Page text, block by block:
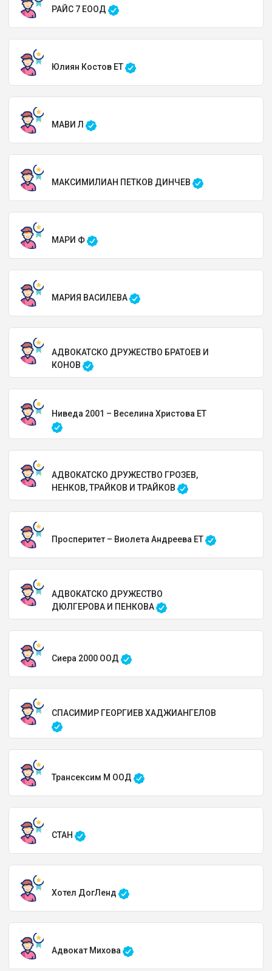
РАЙС 7 ЕООД
Юлиян Костов ЕТ
МАВИ Л
МАКСИМИЛИАН ПЕТКОВ ДИНЧЕВ
МАРИ Ф
МАРИЯ ВАСИЛЕВА
АДВОКАТСКО ДРУЖЕСТВО БРАТОЕВ И
КОНОВ
Ниведа 2001 – Веселина Христова ЕТ
АДВОКАТСКО ДРУЖЕСТВО ГРОЗЕВ,
НЕНКОВ, ТРАЙКОВ И ТРАЙКОВ
Просперитет – Виолета Андреева ЕТ
АДВОКАТСКО ДРУЖЕСТВО
ДЮЛГЕРОВА И ПЕНКОВА
Сиера 2000 ООД
СПАСИМИР ГЕОРГИЕВ ХАДЖИАНГЕЛОВ
Трансексим М ООД
СТАН
Хотел ДогЛенд
Адвокат Михова